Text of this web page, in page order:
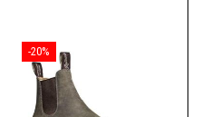
-20%